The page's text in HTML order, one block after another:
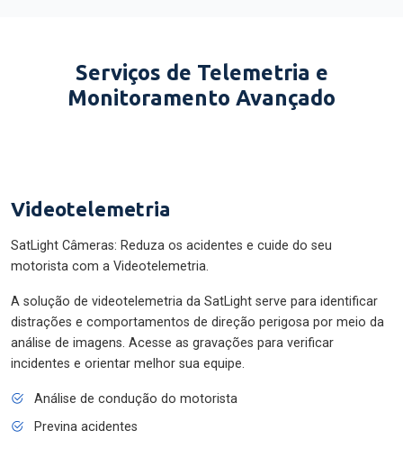
Serviços de Telemetria e
Monitoramento Avançado
Videotelemetria
SatLight Câmeras: Reduza os acidentes e cuide do seu
motorista com a Videotelemetria.
A solução de videotelemetria da SatLight serve para identificar
distrações e comportamentos de direção perigosa por meio da
análise de imagens. Acesse as gravações para verificar
incidentes e orientar melhor sua equipe.
Análise de condução do motorista
Previna acidentes